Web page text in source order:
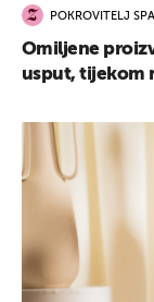
POKROVITELJ
Omiljene
usput, tijekom